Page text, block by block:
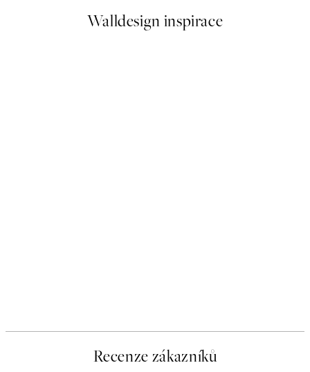
Walldesign inspirace
Recenze zákazníků